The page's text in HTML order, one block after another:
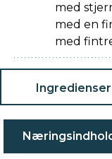
med
med en
med
Ingredienser